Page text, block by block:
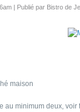
| Publié par Bistro de
maison
au minimum deux,